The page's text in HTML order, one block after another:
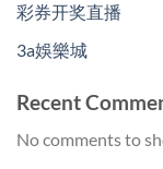
彩券开奖直播
3a娛樂城
Recent
No comments to